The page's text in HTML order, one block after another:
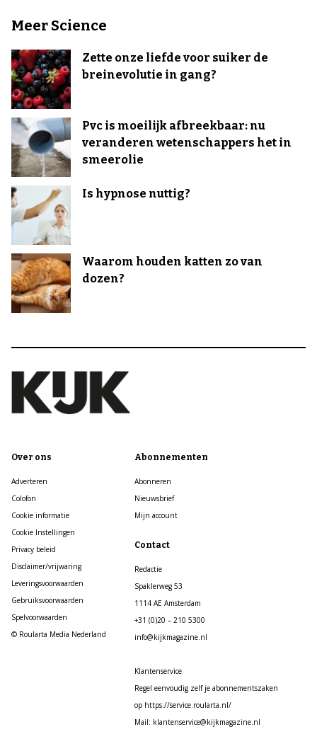
Meer Science
Zette onze liefde voor suiker de
breinevolutie in gang?
Pvc is moeilijk afbreekbaar: nu
veranderen wetenschappers het in
smeerolie
Is hypnose nuttig?
Waarom houden katten zo van
dozen?
Over ons
Adverteren
Colofon
Cookie informatie
Cookie Instellingen
Privacy beleid
Disclaimer/vrijwaring
Leveringsvoorwaarden
Gebruiksvoorwaarden
Spelvoorwaarden
© Roularta Media Nederland
Abonnementen
Abonneren
Nieuwsbrief
Mijn account
Contact
Redactie
Spaklerweg 53
1114 AE Amsterdam
+31 (0)20 – 210 5300
info@kijkmagazine.nl
Klantenservice
Regel eenvoudig zelf je abonnementszaken
op https://service.roularta.nl/
Mail: klantenservice@kijkmagazine.nl